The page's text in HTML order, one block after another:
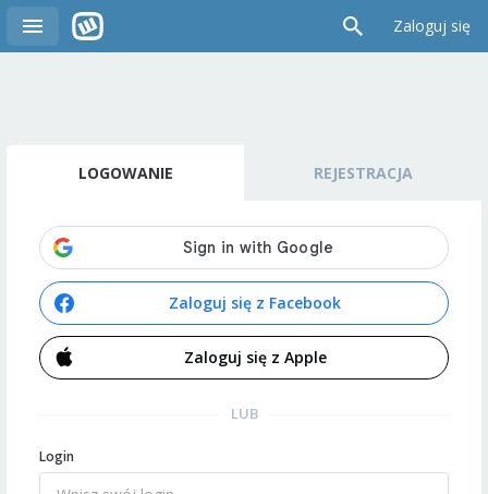
Zaloguj się
LOGOWANIE REJESTRACJA
Zaloguj się z Facebook
Zaloguj się z Apple
LUB
Login